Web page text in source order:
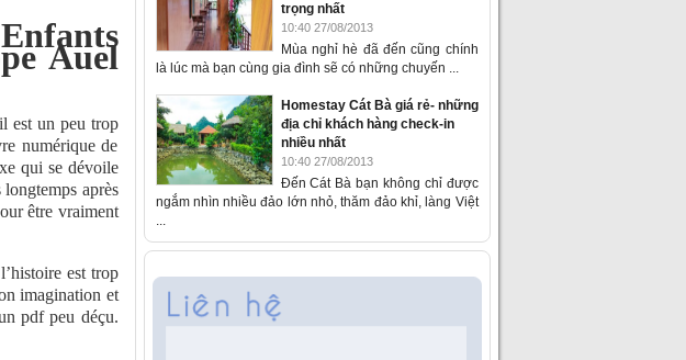
Auel
est un peu trop
numérique de
qui se dévoile
après
être vraiment
est trop
imagination et
pdf peu déçu.
trọng nhất
10:40 27/08/2013
Mùa nghỉ hè đã đến cũng chính
là lúc mà bạn cùng gia đình sẽ có những chuyến ...
Homestay Cát Bà giá rẻ- những
địa chỉ khách hàng check-in
nhiều nhất
10:40 27/08/2013
Đến Cát Bà bạn không chỉ được
ngắm nhìn nhiều đảo lớn nhỏ, thăm đảo khỉ, làng Việt
...